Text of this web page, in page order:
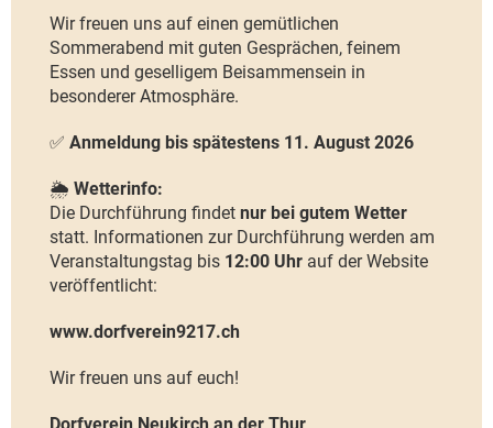
Wir freuen uns auf einen gemütlichen
Sommerabend mit guten Gesprächen, feinem
Essen und geselligem Beisammensein in
besonderer Atmosphäre.
✅ Anmeldung bis spätestens 11. August 2026
🌦️ Wetterinfo:
Die Durchführung findet nur bei gutem Wetter
statt. Informationen zur Durchführung werden am
Veranstaltungstag bis 12:00 Uhr auf der Website
veröffentlicht:
www.dorfverein9217.ch
Wir freuen uns auf euch!